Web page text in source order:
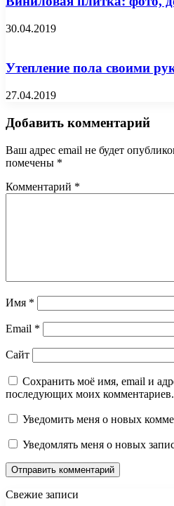
30.04.2019
Утепление пола своими
27.04.2019
Добавить комментарий
Ваш адрес email не будет
помечены *
Комментарий *
Имя *
Email *
Сайт
Сохранить моё имя, email и
последующих моих комментариев.
Уведомить меня о новых
Уведомлять меня о новых
Свежие записи